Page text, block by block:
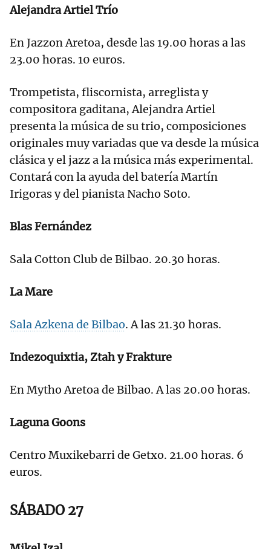
Alejandra Artiel Trío
En Jazzon Aretoa, desde las 19.00 horas a las
23.00 horas. 10 euros.
Trompetista, fliscornista, arreglista y
compositora gaditana, Alejandra Artiel
presenta la música de su trio, composiciones
originales muy variadas que va desde la música
clásica y el jazz a la música más experimental.
Contará con la ayuda del batería Martín
Irigoras y del pianista Nacho Soto.
Blas Fernández
Sala Cotton Club de Bilbao. 20.30 horas.
La Mare
Sala Azkena de Bilbao. A las 21.30 horas.
Indezoquixtia, Ztah y Frakture
En Mytho Aretoa de Bilbao. A las 20.00 horas.
Laguna Goons
Centro Muxikebarri de Getxo. 21.00 horas. 6
euros.
SÁBADO 27